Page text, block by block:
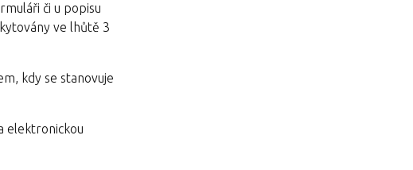
či u popisu
ve lhůtě 3
kdy se stanovuje
elektronickou